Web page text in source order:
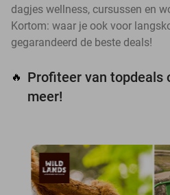
dagjes wellness, cursussen en
Kortom: waar je ook voor
gegarandeerd de beste deals!
🔥
Profiteer van topdeals
meer!